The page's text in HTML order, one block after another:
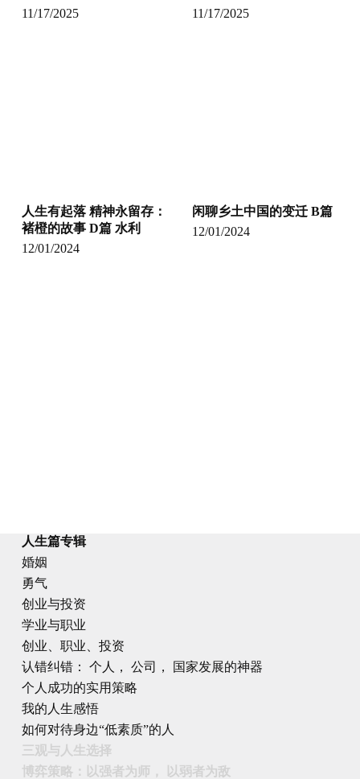
11/17/2025
11/17/2025
人生有起落 精神永留存：
褚橙的故事 D篇 水利
12/01/2024
闲聊乡土中国的变迁 B篇
12/01/2024
人生篇专辑
婚姻
勇气
创业与投资
学业与职业
创业、职业、投资
认错纠错： 个人， 公司， 国家发展的神器
个人成功的实用策略
我的人生感悟
如何对待身边“低素质”的人
三观与人生选择
博弈策略：以强者为师， 以弱者为敌